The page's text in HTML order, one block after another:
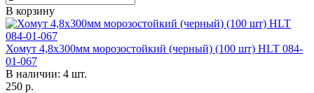
В корзину
Хомут 4,8х300мм морозостойкий (черный) (100 шт) HLT 084-
01-067
В наличии: 4 шт.
250 р.